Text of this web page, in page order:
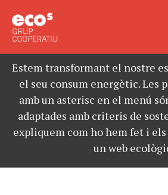
Estem transformant el nostre
el seu consum energètic. Les
amb un asterisc en el menú
adaptades amb criteris de
expliquem com ho hem fet i
un web